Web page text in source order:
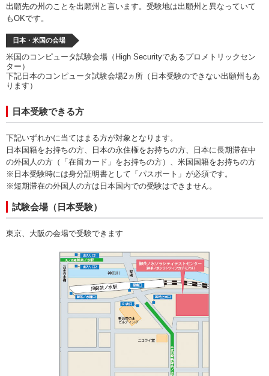
出願先の州のことを出願州と言います。受験地は出願州と異なっていて
もOKです。
日本・米国の会場
米国のコンピュータ試験会場（High Securityであるプロメトリックセン
ター）
下記日本のコンピュータ試験会場2ヵ所（日本受験のできない出願州もあ
ります）
日本受験できる方
下記いずれかに当てはまる方が対象となります。
日本国籍をお持ちの方、日本の永住権をお持ちの方、日本に長期滞在中
の外国人の方（「在留カード」をお持ちの方）、米国国籍をお持ちの方
※日本受験時には身分証明書として「パスポート」が必須です。
※短期滞在の外国人の方は日本国内での受験はできません。
試験会場（日本受験）
東京、大阪の会場で受験できます